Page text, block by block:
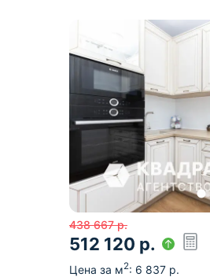
438 667 р.
512 120 р.
Цена за м2: 6 837 р.